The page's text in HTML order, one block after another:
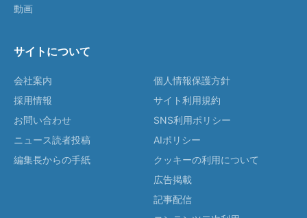
動画
サイトについて
会社案内
採用情報
お問い合わせ
ニュース読者投稿
編集長からの手紙
個人情報保護方針
サイト利用規約
SNS利用ポリシー
AIポリシー
クッキーの利用について
広告掲載
記事配信